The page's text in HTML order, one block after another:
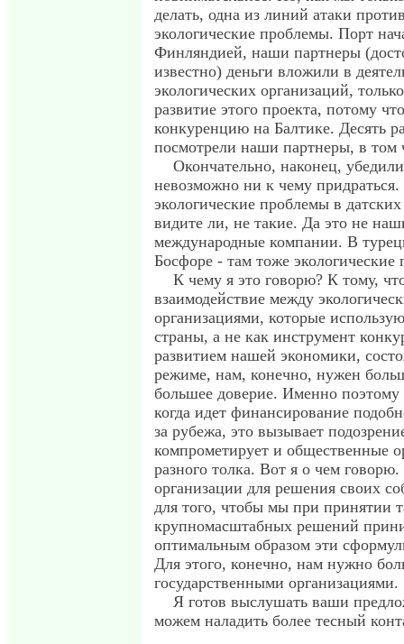
делать, одна из линий атаки
экологические проблемы. Порт
Финляндией, наши партнеры
известно) деньги вложили в
экологических организаций,
развитие этого проекта, потому
конкуренцию на Балтике. Десять
посмотрели наши партнеры, в том
Окончательно, наконец,
невозможно ни к чему придраться.
экологические проблемы в
видите ли, не такие. Да это не
международные компании. В
Босфоре - там тоже экологические
К чему я это говорю? К тому,
взаимодействие между
организациями, которые
страны, а не как инструмент
развитием нашей экономики,
режиме, нам, конечно, нужен
большее доверие. Именно поэтому
когда идет финансирование
за рубежа, это вызывает
компрометирует и общественные
разного толка. Вот я о чем
организации для решения своих
для того, чтобы мы при принятии
крупномасштабных решений
оптимальным образом эти
Для этого, конечно, нам нужно
государственными организациями.
Я готов выслушать ваши
можем наладить более тесный